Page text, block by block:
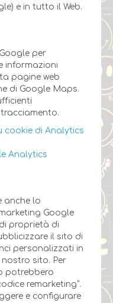
e in tutto il Web.
per
informazioni
pagine web
di Google Maps.
cookie di Analytics
Analytics
anche lo
Google
proprietà di
il sito di
personalizzati in
sito. Per
potrebbero
remarketing”.
e configurare